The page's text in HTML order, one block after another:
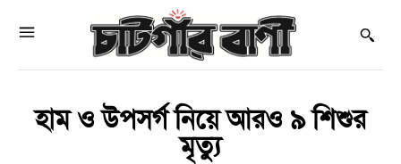
হাম ও উপসর্গ নিয়ে আরও ৯ শিশুর
মৃত্যু